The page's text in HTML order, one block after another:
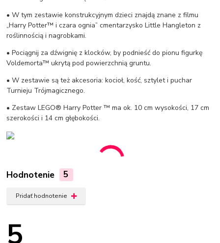
• W tym zestawie konstrukcyjnym dzieci znajdą znane z filmu
„Harry Potter™ i czara ognia” cmentarzysko Little Hangleton z
roślinnością i nagrobkami.
• Pociągnij za dźwignię z klocków, by podnieść do pionu figurkę
Voldemorta™ ukrytą pod powierzchnią gruntu.
• W zestawie są też akcesoria: kocioł, kość, sztylet i puchar
Turnieju Trójmagicznego.
• Zestaw LEGO® Harry Potter ™ ma ok. 10 cm wysokości, 17 cm
szerokości i 14 cm głębokości.
Hodnotenie 5
Pridať hodnotenie
5